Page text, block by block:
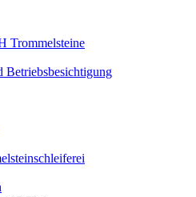
Trommelsteine
Betriebsbesichtigung